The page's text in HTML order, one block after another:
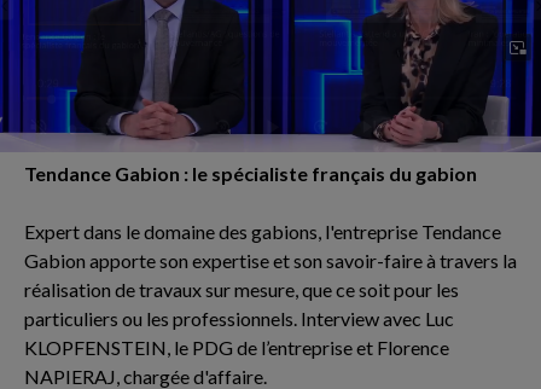
Tendance Gabion : le spécialiste français du gabion
Expert dans le domaine des gabions, l'entreprise Tendance
Gabion apporte son expertise et son savoir-faire à travers la
réalisation de travaux sur mesure, que ce soit pour les
particuliers ou les professionnels. Interview avec Luc
KLOPFENSTEIN, le PDG de l’entreprise et Florence
NAPIERAJ, chargée d'affaire.